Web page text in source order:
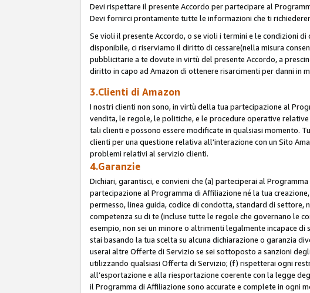
Devi rispettare il presente Accordo per partecipare al
Devi fornirci prontamente tutte le informazioni che ti
Se violi il presente Accordo, o se violi i termini e le condizioni
disponibile, ci riserviamo il diritto di cessare(nella misura
pubblicitarie a te dovute in virtù del presente Accordo, a
diritto in capo ad Amazon di ottenere risarcimenti per danni in
3.Clienti di Amazon
I nostri clienti non sono, in virtù della tua partecipazione al
vendita, le regole, le politiche, e le procedure operative
tali clienti e possono essere modificate in qualsiasi momento.
clienti per una questione relativa all'interazione con un Sito
problemi relativi al servizio clienti.
4.Garanzie
Dichiari, garantisci, e convieni che (a) parteciperai al
partecipazione al Programma di Affiliazione né la tua
permesso, linea guida, codice di condotta, standard di
competenza su di te (incluse tutte le regole che governano le
esempio, non sei un minore o altrimenti legalmente incapace
stai basando la tua scelta su alcuna dichiarazione o garanzia
userai altre Offerte di Servizio se sei sottoposto a sanzioni
utilizzando qualsiasi Offerta di Servizio; (f) rispetterai ogni
all’esportazione e alla riesportazione coerente con la legge
il Programma di Affiliazione sono accurate e complete in ogni